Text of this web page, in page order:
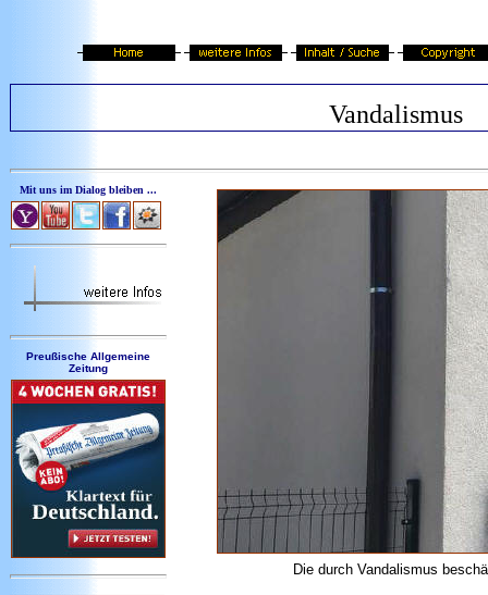
Vandalismus
Mit uns im Dialog bleiben ...
Preußische Allgemeine
Zeitung
Die durch Vandalismus